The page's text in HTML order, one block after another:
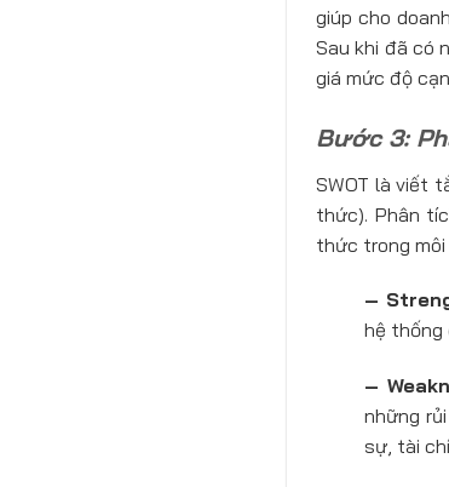
giúp cho
Sau khi đã có
giá mức độ
Bước 3:
SWOT là viết
thức). Phân
thức trong
–
hệ thống
–
những
sự, tài